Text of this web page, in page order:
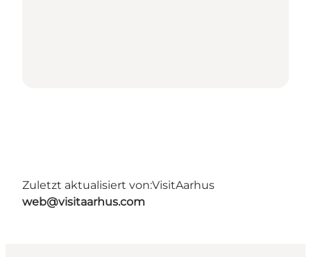
Zuletzt aktualisiert von:VisitAarhus
web@visitaarhus.com